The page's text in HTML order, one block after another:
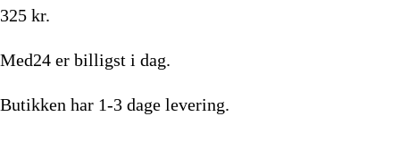
325 kr.
Med24 er billigst i dag.
Butikken har 1-3 dage levering.